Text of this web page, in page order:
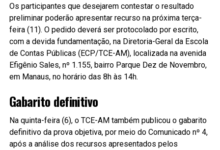
Os participantes que desejarem contestar o resultado
preliminar poderão apresentar recurso na próxima terça-
feira (11). O pedido deverá ser protocolado por escrito,
com a devida fundamentação, na Diretoria-Geral da Escola
de Contas Públicas (ECP/TCE-AM), localizada na avenida
Efigênio Sales, nº 1.155, bairro Parque Dez de Novembro,
em Manaus, no horário das 8h às 14h.
Gabarito definitivo
Na quinta-feira (6), o TCE-AM também publicou o gabarito
definitivo da prova objetiva, por meio do Comunicado nº 4,
após a análise dos recursos apresentados pelos